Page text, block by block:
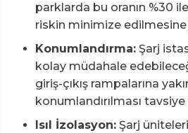
parklarda bu oranın %30 ile
riskin minimize edilmesine
Konumlandırma: Şarj
kolay müdahale
giriş-çıkış rampalarına
konumlandırılması
Isıl İzolasyon: Şarj